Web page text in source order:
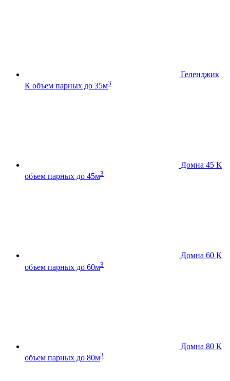
Геленджик
К объем парных до 35м3
Домна 45 К
объем парных до 45м3
Домна 60 К
объем парных до 60м3
Домна 80 К
объем парных до 80м3